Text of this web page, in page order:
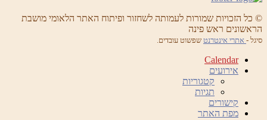
© כל הזכויות שמורות לעמותה לשחזור ופיתוח האתר הלאומי מושבת
הראשונים ראש פינה
סיגל - אתרי אינטרנט שפשוט עובדים.
Calendar
אירועים
קטגוריות
תגיות
קישורים
מפת האתר